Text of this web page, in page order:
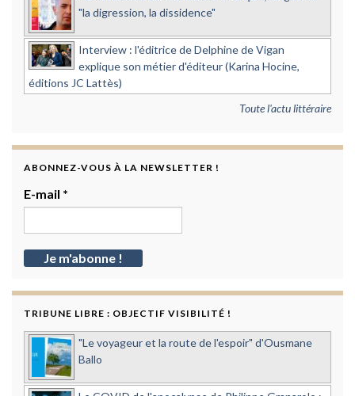
"la digression, la dissidence"
Interview : l'éditrice de Delphine de Vigan
explique son métier d'éditeur (Karina Hocine,
éditions JC Lattès)
Toute l'actu littéraire
ABONNEZ-VOUS À LA NEWSLETTER !
E-mail *
TRIBUNE LIBRE : OBJECTIF VISIBILITÉ !
"Le voyageur et la route de l'espoir" d'Ousmane
Ballo